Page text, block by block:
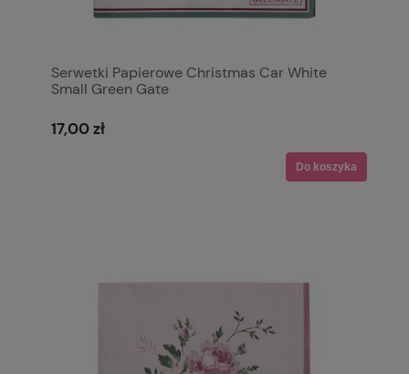
Serwetki Papierowe Christmas Car White
Small Green Gate
17,00 zł
Do koszyka